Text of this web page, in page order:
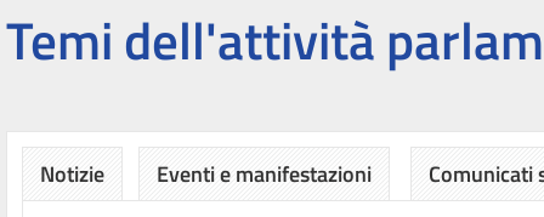
Temi dell'attività
Notizie Eventi e manifestazioni Comunicati